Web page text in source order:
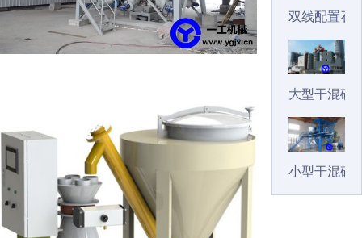
双线配置石
大型干混砂
小型干混砂